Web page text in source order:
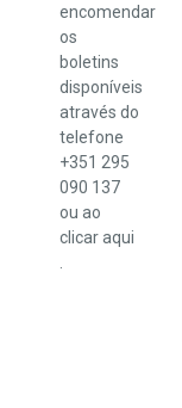
encomendar
os
boletins
disponíveis
através do
telefone
+351 295
090 137
ou ao
clicaraqui